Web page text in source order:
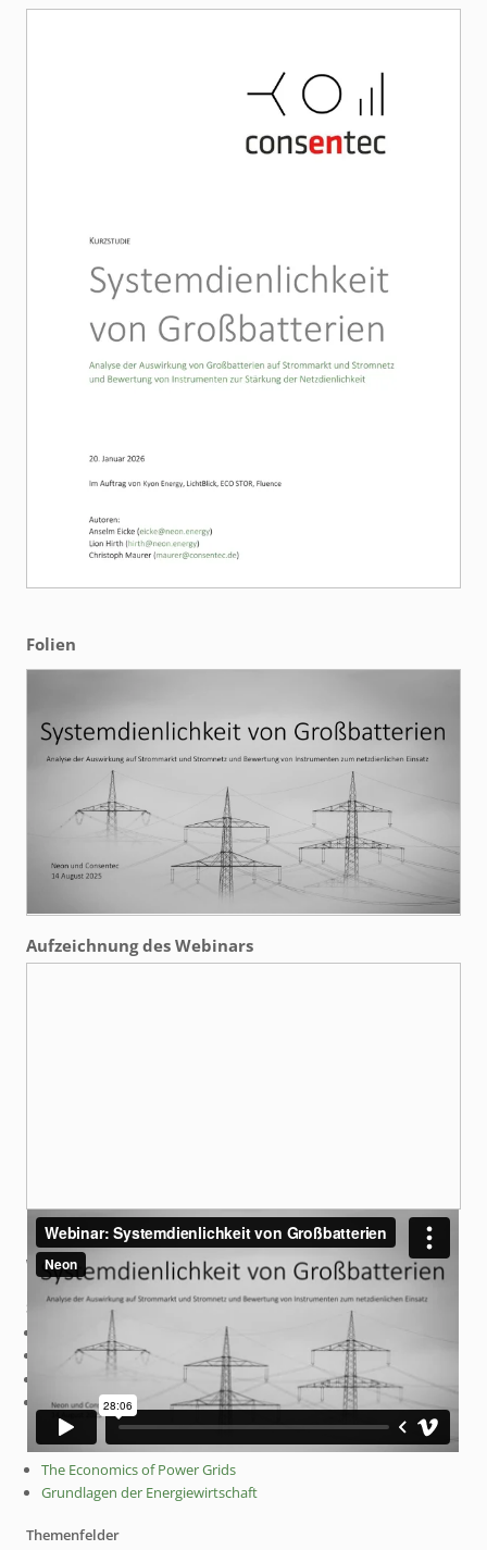
Folien
Aufzeichnung des Webinars
Weiterführende Arbeiten
Studien
Erzeugernetzentgelte Offshore (2026)
Regulierung von Großbatterien (2026)
Grids & Benefits (2026)
Netzentgelte für BESS (2025)
Kurse
The Economics of Power Grids
Grundlagen der Energiewirtschaft
Themenfelder